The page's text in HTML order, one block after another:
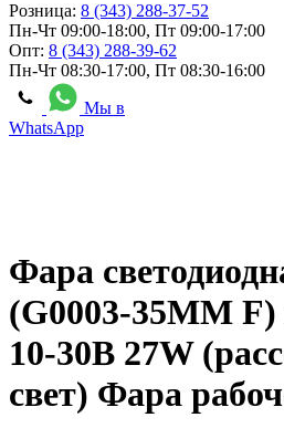
Розница: 8 (343) 288-37-52
Пн-Чт 09:00-18:00, Пт 09:00-17:00
Опт: 8 (343) 288-39-62
Пн-Чт 08:30-17:00, Пт 08:30-16:00
Мы в
WhatsApp
Фара
(G0003-35MM F)
10-30В 27W
свет) Фара